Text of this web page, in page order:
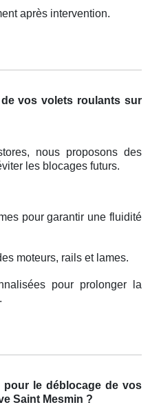
après intervention.
vos volets roulants sur
nous proposons des
les blocages futurs.
pour garantir une fluidité
moteurs, rails et lames.
pour prolonger la
le déblocage de vos
Saint Mesmin ?